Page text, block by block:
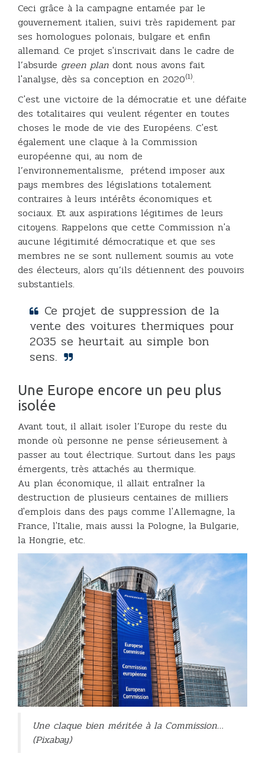
Ceci grâce à la campagne entamée par le
gouvernement italien, suivi très rapidement par
ses homologues polonais, bulgare et enfin
allemand. Ce projet s'inscrivait dans le cadre de
l’absurde green plan dont nous avons fait
l'analyse, dès sa conception en 2020(1).
C'est une victoire de la démocratie et une défaite
des totalitaires qui veulent régenter en toutes
choses le mode de vie des Européens. C'est
également une claque à la Commission
européenne qui, au nom de
l’environnementalisme, prétend imposer aux
pays membres des législations totalement
contraires à leurs intérêts économiques et
sociaux. Et aux aspirations légitimes de leurs
citoyens. Rappelons que cette Commission n'a
aucune légitimité démocratique et que ses
membres ne se sont nullement soumis au vote
des électeurs, alors qu’ils détiennent des pouvoirs
substantiels.
Ce projet de suppression de la
vente des voitures thermiques pour
2035 se heurtait au simple bon
sens.
Une Europe encore un peu plus
isolée
Avant tout, il allait isoler l’Europe du reste du
monde où personne ne pense sérieusement à
passer au tout électrique. Surtout dans les pays
émergents, très attachés au thermique.
Au plan économique, il allait entraîner la
destruction de plusieurs centaines de milliers
d'emplois dans des pays comme l'Allemagne, la
France, l'Italie, mais aussi la Pologne, la Bulgarie,
la Hongrie, etc.
Une claque bien méritée à la Commission…
(Pixabay)